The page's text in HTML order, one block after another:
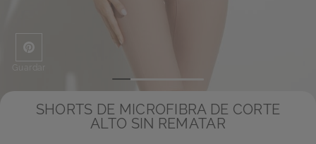
Guardar
SHORTS DE MICROFIBRA DE CORTE
ALTO SIN REMATAR